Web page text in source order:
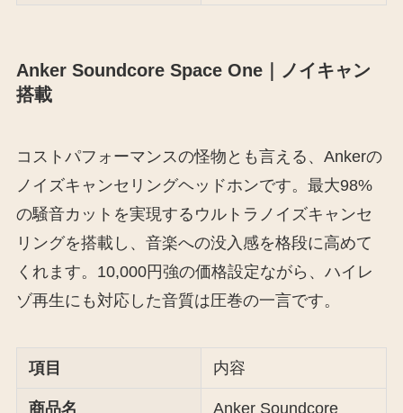
Anker Soundcore Space One｜ノイキャン
搭載
コストパフォーマンスの怪物とも言える、Ankerの
ノイズキャンセリングヘッドホンです。最大98%
の騒音カットを実現するウルトラノイズキャンセ
リングを搭載し、音楽への没入感を格段に高めて
くれます。10,000円強の価格設定ながら、ハイレ
ゾ再生にも対応した音質は圧巻の一言です。
項目 内容
商品名 Anker Soundcore